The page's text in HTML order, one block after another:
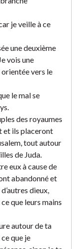
je veille à ce
une deuxième
vois une
vers le
le mal se
des royaumes
et ils placeront
tout autour
de Juda.
eux à cause de
abandonné et
dieux,
que leurs mains
autour de ta
que je